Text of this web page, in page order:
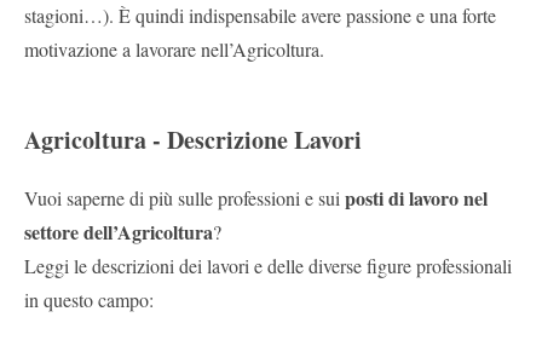
stagioni…). È quindi indispensabile avere passione e una forte
motivazione a lavorare nell’Agricoltura.
Agricoltura - Descrizione Lavori
Vuoi saperne di più sulle professioni e sui posti di lavoro nel
settore dell’Agricoltura?
Leggi le descrizioni dei lavori e delle diverse figure professionali
in questo campo: